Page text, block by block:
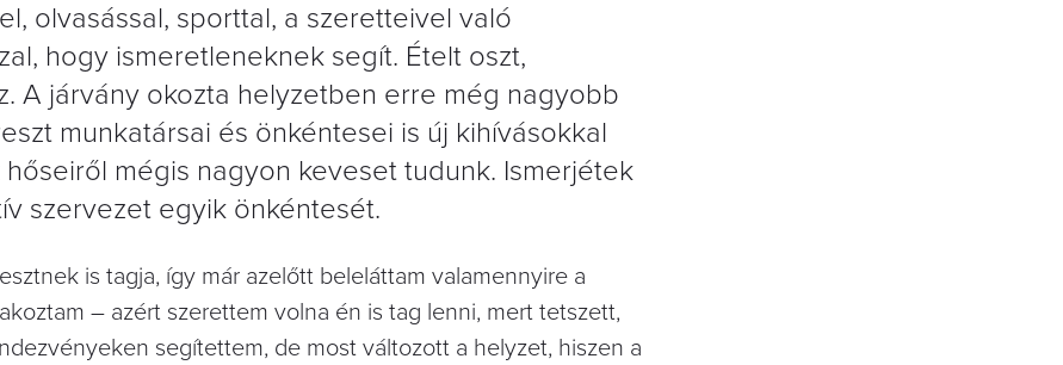
olvasással, sporttal, a szeretteivel való
hogy ismeretleneknek segít. Ételt oszt,
A járvány okozta helyzetben erre még nagyobb
munkatársai és önkéntesei is új kihívásokkal
mégis nagyon keveset tudunk. Ismerjétek
szervezet egyik önkéntesét.
is tagja, így már azelőtt beleláttam valamennyire a
– azért szerettem volna én is tag lenni, mert tetszett,
segítettem, de most változott a helyzet, hiszen a